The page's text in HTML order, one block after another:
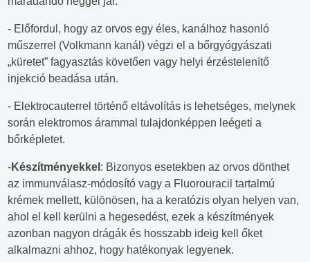
- Előfordul, hogy az orvos egy éles, kanálhoz hasonló
műszerrel (Volkmann kanál) végzi el a bőrgyógyászati
„küretet” fagyasztás követően vagy helyi érzéstelenítő
injekció beadása után.
- Elektrocauterrel történő eltávolítás is lehetséges, melynek
során elektromos árammal tulajdonképpen leégeti a
bőrképletet.
-Készítményekkel : Bizonyos esetekben az orvos dönthet
az immunválasz-módosító vagy a Fluorouracil tartalmú
krémek mellett, különösen, ha a keratózis olyan helyen van,
ahol el kell kerülni a hegesedést, ezek a készítmények
azonban nagyon drágák és hosszabb ideig kell őket
alkalmazni ahhoz, hogy hatékonyak legyenek.